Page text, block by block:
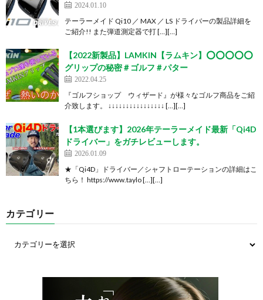
2024.01.10
テーラーメイド Qi10 ／ MAX ／ LS ドライバーの製品詳細を
ご紹介!! また弾道測定器で打 […][…]
【2022新製品】LAMKIN【ラムキン】⭕️⭕️⭕️⭕️⭕️
グリップの秘密＃ゴルフ＃パター
2022.04.25
『ゴルフショップ ウィザード』が様々なゴルフ商品をご紹
介致します。 ↓↓↓↓↓↓↓↓↓↓↓↓↓↓↓↓ […][…]
【1本選びます】2026年テーラーメイド最新「Qi4D
ドライバー」をガチレビューします。
2026.01.09
★「Qi4D」ドライバー／シャフトローテーションの詳細はこ
ちら！ https://www.taylo […][…]
カテゴリー